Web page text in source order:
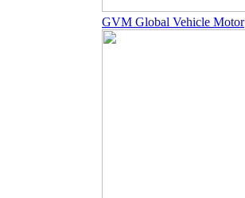
GVM Global Vehicle Motor